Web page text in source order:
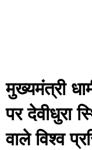
मुख्यमंत्री
पर देवीधुरा
वाले विश्व